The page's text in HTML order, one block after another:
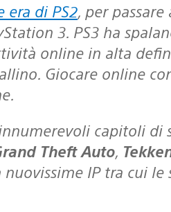
era di PS2, per
3. PS3 ha
online in alta
Giocare online
Theft Auto,
IP tra cui le